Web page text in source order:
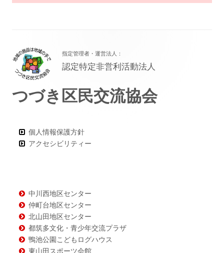
ッ
タ
ー・
ン
テ
指定管理者・運営法人：
認定特定非営利活動法人
つづき区民交流協会
個人情報保護方針
アクセシビリティー
中川西地区センター
仲町台地区センター
北山田地区センター
都筑多文化・青少年交流プラザ
鴨池公園こどもログハウス
東山田スポーツ会館